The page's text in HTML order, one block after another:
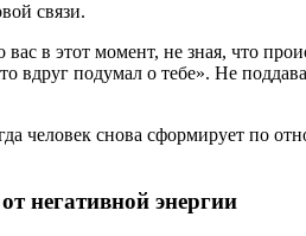
связи.
в этот момент, не зная, что
вдруг подумал о тебе». Не
человек снова сформирует по
негативной энергии